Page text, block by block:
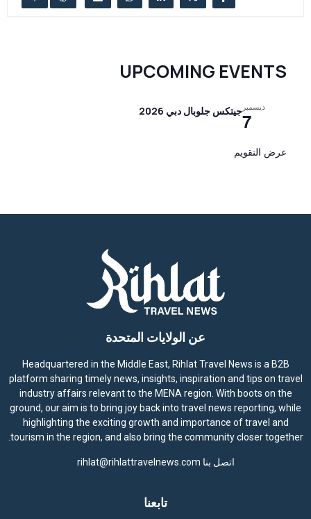
UPCOMING EVENTS
ديسمبر
7جيتكس جلوبال دبي 2026
عرض التقويم
عن الولايات المتحدة
Headquartered in the Middle East, Rihlat Travel News is a B2B
platform sharing timely news, insights, inspiration and tips on travel
industry affairs relevant to the MENA region. With boots on the
ground, our aim is to bring joy back into travel news reporting, while
highlighting the exciting growth and importance of travel and
tourism in the region, and also bring the community closer together.
اتصل بنا rihlat@rihlattravelnews.com
تابعنا